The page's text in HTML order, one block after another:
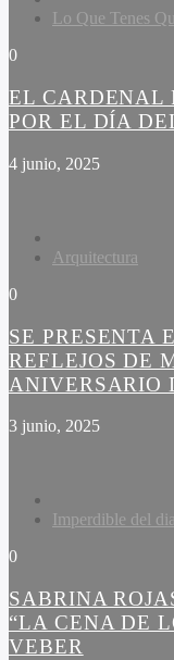
Lo Que Tenes
0
EL CARDENAL
POR EL DÍA
4 junio, 2025
Arquitectura
0
SE PRESENTA
REFLEJOS DE
ANIVERSARIO
3 junio, 2025
Imperdible del dia
0
SABRINA
“LA CENA DE
VEBER